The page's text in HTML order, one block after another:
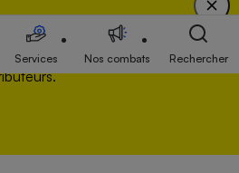
unique tout en soutenant
de l'Etat, des
Services Nos combats Rechercher